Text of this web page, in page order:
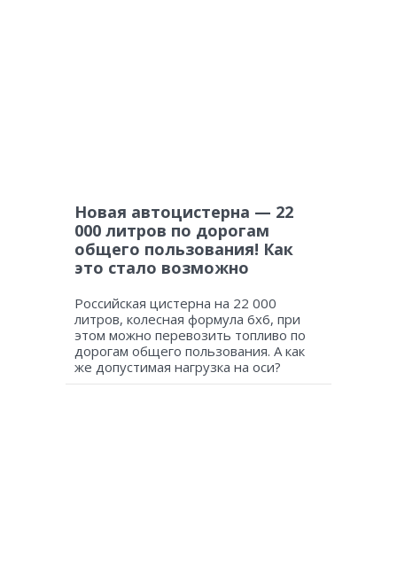
Новая автоцистерна — 22
000 литров по дорогам
общего пользования! Как
это стало возможно
Российская цистерна на 22 000
литров, колесная формула 6х6, при
этом можно перевозить топливо по
дорогам общего пользования. А как
же допустимая нагрузка на оси?